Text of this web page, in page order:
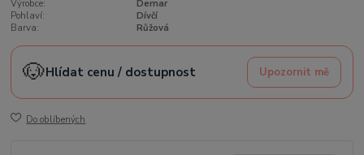
Výrobce:
Demar
Pohlaví:
Dívčí
Barva:
Růžová
🐶Hlídat cenu / dostupnost Upozornit mě
Do oblíbených